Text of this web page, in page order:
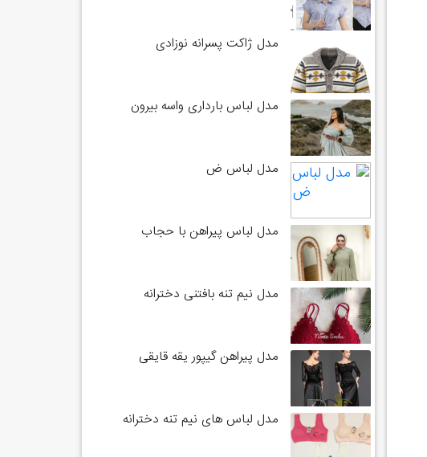
مدل ژاکت پسرانه نوزادی
مدل لباس بارداری واسه بیرون
مدل لباس ض
مدل لباس پیراهن با حجاب
مدل نیم تنه بافتنی دخترانه
مدل پیراهن گیپور یقه قایقی
مدل لباس های نیم تنه دخترانه